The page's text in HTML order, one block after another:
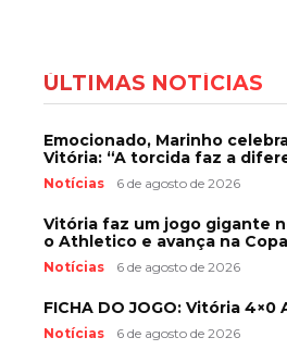
ÚLTIMAS NOTÍCIAS
Emocionado, Marinho
Vitória: “A torcida faz a
Notícias 6 de agosto de 2026
Vitória faz um jogo gigante
o Athletico e avança na
Notícias 6 de agosto de 2026
FICHA DO JOGO: Vitória
Notícias 6 de agosto de 2026